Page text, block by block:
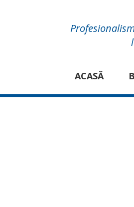
ACASĂ